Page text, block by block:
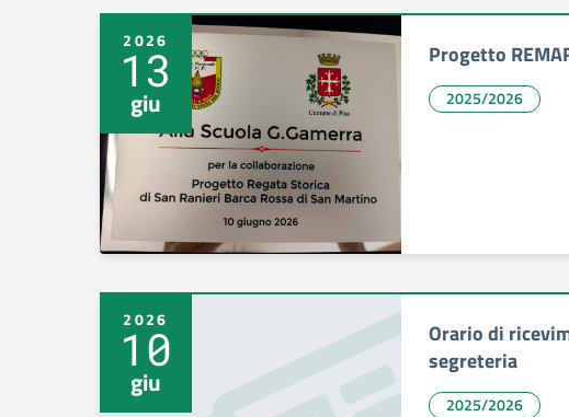
2026
13
giu
Progetto
2025/2026
2026
10
giu
Orario di
segreteria
2025/2026